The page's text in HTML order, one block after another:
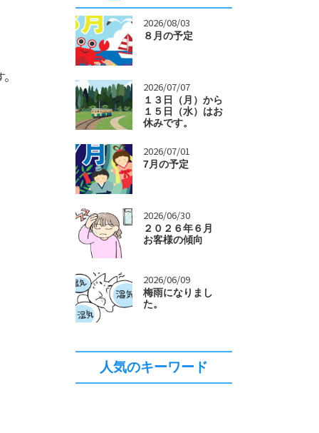
> 2026/08/03
８月の予定
> 2026/07/07
１３日（月）から
１５日（水）はお
休みです。
> 2026/07/01
7月の予定
> 2026/06/30
２０２６年６月
お客様の傾向
> 2026/06/09
梅雨になりまし
た。
人気のキーワード